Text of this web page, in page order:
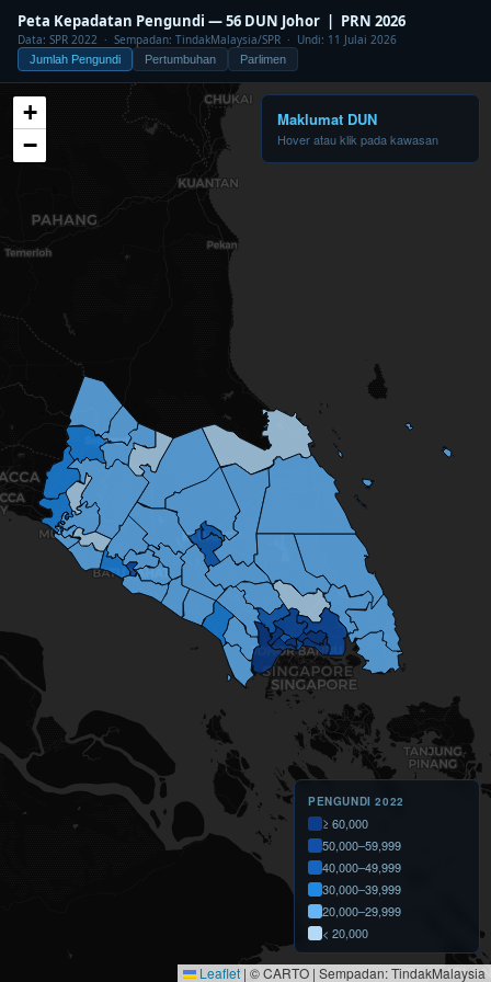
Peta Kepadatan Pengundi — 56 DUN Johor | PRN 2026
Data: SPR 2022 · Sempadan: TindakMalaysia/SPR · Undi: 11 Julai 2026
Jumlah Pengundi Pertumbuhan Parlimen
+
−
Maklumat DUN
Hover atau klik pada kawasan
PENGUNDI 2022
≥ 60,000
50,000–59,999
40,000–49,999
30,000–39,999
20,000–29,999
< 20,000
Leaflet | © CARTO | Sempadan: TindakMalaysia